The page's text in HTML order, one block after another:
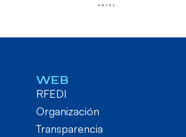
WEB
RFEDI
Organización
Transparencia